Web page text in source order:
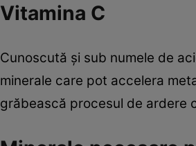
Vitamina C
Cunoscută şi sub numele de
minerale care pot accelera
grăbească procesul de ardere